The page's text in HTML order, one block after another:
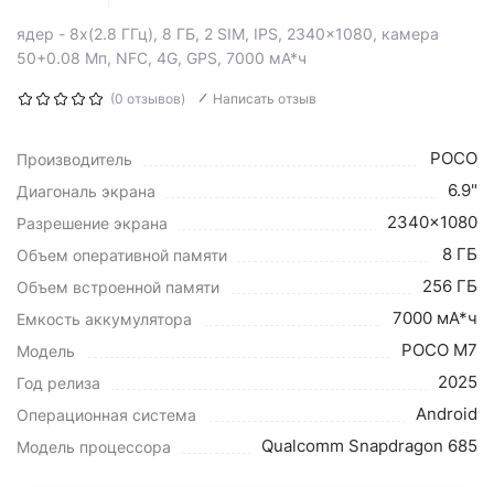
ядер - 8x(2.8 ГГц), 8 ГБ, 2 SIM, IPS, 2340x1080, камера
50+0.08 Мп, NFC, 4G, GPS, 7000 мА*ч
(0 отзывов) Написать отзыв
Производитель POCO
Диагональ экрана 6.9"
Разрешение экрана 2340x1080
Объем оперативной памяти 8 ГБ
Объем встроенной памяти 256 ГБ
Емкость аккумулятора 7000 мА*ч
Модель POCO M7
Год релиза 2025
Операционная система Android
Модель процессора Qualcomm Snapdragon 685